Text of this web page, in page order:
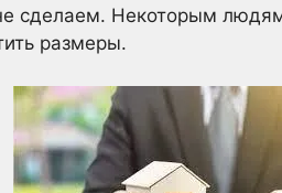
сделаем. Некоторым
размеры.